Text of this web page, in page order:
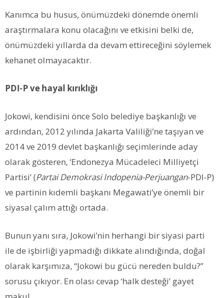
Kanımca bu husus, önümüzdeki dönemde önemli
araştırmalara konu olacağını ve etkisini belki de,
önümüzdeki yıllarda da devam ettireceğini söylemek
kehanet olmayacaktır.
PDI-P ve hayal kırıklığı
Jokowi, kendisini önce Solo belediye başkanlığı ve
ardından, 2012 yılında Jakarta Valiliği’ne taşıyan ve
2014 ve 2019 devlet başkanlığı seçimlerinde aday
olarak gösteren, ‘Endonezya Mücadeleci Milliyetçi
Partisi’ (Partai Demokrasi Indopenia-Perjuangan-PDI-P)
ve partinin kıdemli başkanı Megawati’ye önemli bir
siyasal çalım attığı ortada.
Bunun yanı sıra, Jokowi’nin herhangi bir siyasi parti
ile de işbirliği yapmadığı dikkate alındığında, doğal
olarak karşımıza, “Jokowi bu gücü nereden buldu?”
sorusu çıkıyor. En olası cevap ‘halk desteği’ gayet